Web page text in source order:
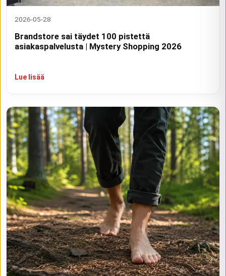
2026-05-28
Brandstore sai täydet 100 pistettä
asiakaspalvelusta | Mystery Shopping 2026
Lue lisää